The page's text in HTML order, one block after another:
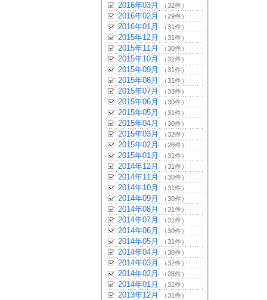
2016年03月 （32件）
2016年02月 （29件）
2016年01月 （31件）
2015年12月 （31件）
2015年11月 （30件）
2015年10月 （31件）
2015年09月 （31件）
2015年08月 （31件）
2015年07月 （33件）
2015年06月 （30件）
2015年05月 （31件）
2015年04月 （30件）
2015年03月 （32件）
2015年02月 （28件）
2015年01月 （31件）
2014年12月 （31件）
2014年11月 （30件）
2014年10月 （31件）
2014年09月 （30件）
2014年08月 （31件）
2014年07月 （31件）
2014年06月 （30件）
2014年05月 （31件）
2014年04月 （30件）
2014年03月 （32件）
2014年02月 （28件）
2014年01月 （31件）
2013年12月 （31件）